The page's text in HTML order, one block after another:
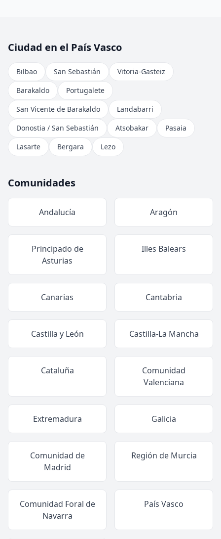
Ciudad en el País Vasco
Bilbao San Sebastián
Vitoria-Gasteiz
Barakaldo
Portugalete
San Vicente de Barakaldo
Landabarri
Donostia / San Sebastián
Atsobakar
Pasaia
Lasarte
Bergara Lezo
Comunidades
Andalucía Aragón
Principado de
Asturias
Illes Balears
Canarias Cantabria
Castilla y León Castilla-La Mancha
Cataluña
Comunidad
Valenciana
Extremadura Galicia
Comunidad de
Madrid
Región de Murcia
Comunidad Foral de
Navarra
País Vasco